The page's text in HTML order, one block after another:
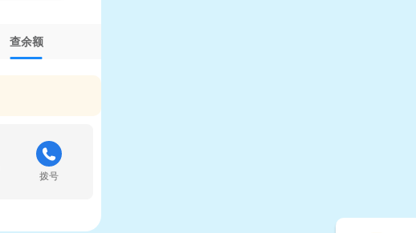
查余额
拨号